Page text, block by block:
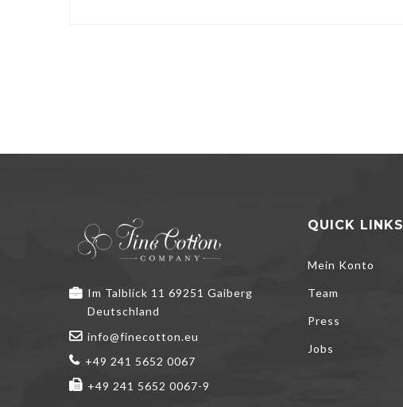
Im Talblick 11 69251 Gaiberg
Deutschland
info@finecotton.eu
+49 241 5652 0067
+49 241 5652 0067-9
QUICK LINKS
Mein Konto
Team
Press
Jobs